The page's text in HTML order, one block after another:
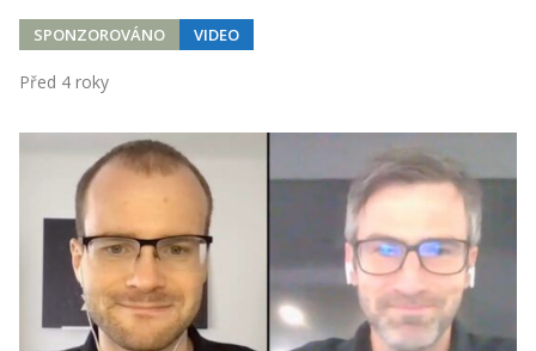
SPONZOROVÁNO VIDEO
Před 4 roky